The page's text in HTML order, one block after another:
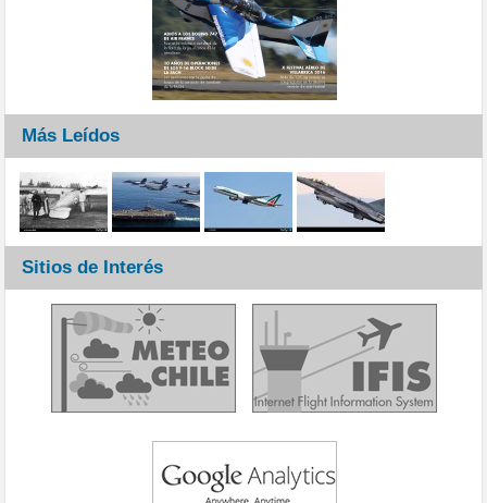
Más Leídos
Sitios de Interés